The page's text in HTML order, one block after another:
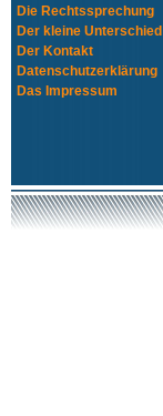
Die Rechtssprechung
Der kleine Unterschied
Der Kontakt
Datenschutzerklärung
Das Impressum